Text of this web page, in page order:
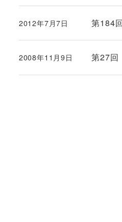
第184
投稿日
2012年7月7日
第27
投稿日
2008年11月9日